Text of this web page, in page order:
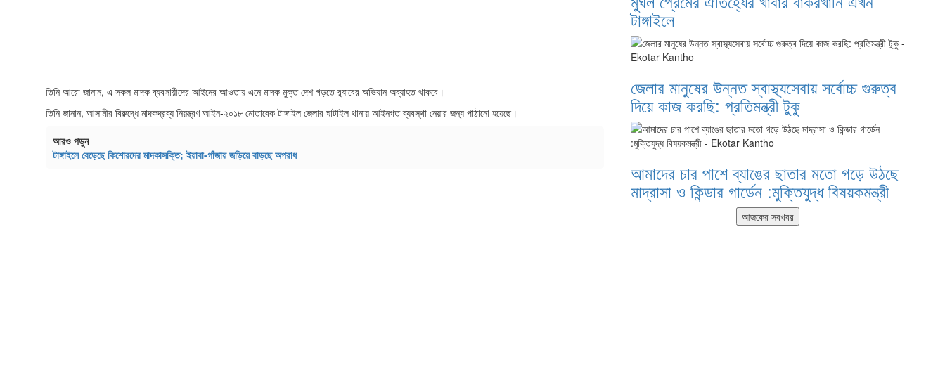
তিনি আরো জানান, এ সকল মাদক ব্যবসায়ীদের আইনের আওতায় এনে মাদক মুক্ত দেশ গড়তে র‍্যাবের অভিযান অব্যাহত থাকবে।
তিনি জানান, আসামীর বিরুদ্ধে মাদকদ্রব্য নিয়ন্ত্রণ আইন-২০১৮ মোতাবেক টাঙ্গাইল জেলার ঘাটাইল থানায় আইনগত ব্যবস্থা নেয়ার জন্য পাঠানো হয়েছে।
আরও পড়ুন
টাঙ্গাইলে বেড়েছে কিশোরদের মাদকাসক্তি; ইয়াবা-গাঁজায় জড়িয়ে বাড়ছে অপরাধ
টাঙ্গাইলে
জেলার মানুষের উন্নত স্বাস্থ্যসেবায় সর্বোচ্চ গুরুত্ব
দিয়ে কাজ করছি: প্রতিমন্ত্রী টুকু
আমাদের চার পাশে ব্যাঙের ছাতার মতো গড়ে উঠছে
মাদ্রাসা ও কিন্ডার গার্ডেন :মুক্তিযুদ্ধ বিষয়কমন্ত্রী